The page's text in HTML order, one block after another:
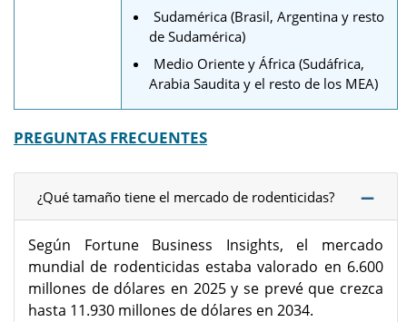
Sudamérica (Brasil, Argentina y resto
de Sudamérica)
Medio Oriente y África (Sudáfrica,
Arabia Saudita y el resto de los MEA)
PREGUNTAS FRECUENTES
¿Qué tamaño tiene el mercado de rodenticidas?
Según Fortune Business Insights, el mercado
mundial de rodenticidas estaba valorado en 6.600
millones de dólares en 2025 y se prevé que crezca
hasta 11.930 millones de dólares en 2034.